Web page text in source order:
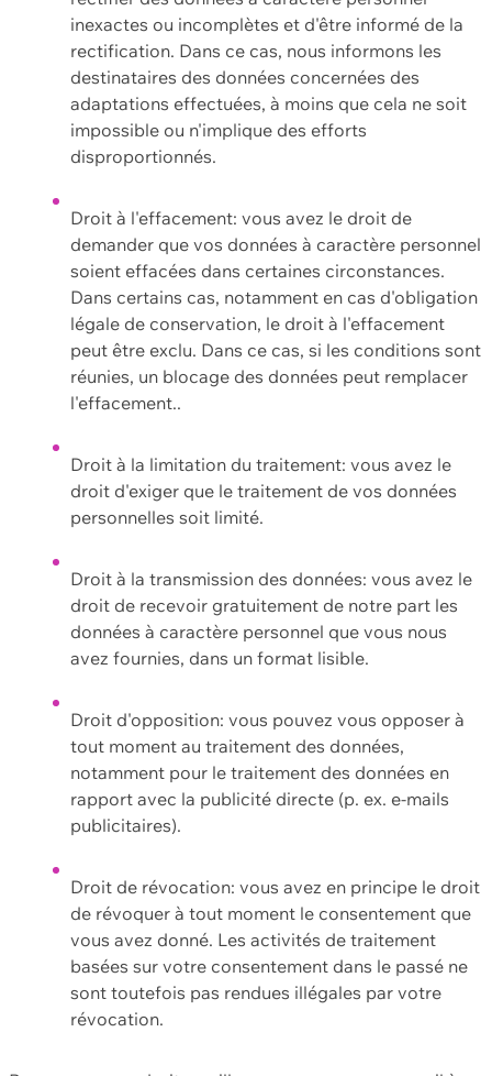
inexactes ou incomplètes et d'être informé de la
rectification. Dans ce cas, nous informons les
destinataires des données concernées des
adaptations effectuées, à moins que cela ne soit
impossible ou n'implique des efforts
disproportionnés.
Droit à l'effacement: vous avez le droit de
demander que vos données à caractère personnel
soient effacées dans certaines circonstances.
Dans certains cas, notamment en cas d'obligation
légale de conservation, le droit à l'effacement
peut être exclu. Dans ce cas, si les conditions sont
réunies, un blocage des données peut remplacer
l'effacement..
Droit à la limitation du traitement: vous avez le
droit d'exiger que le traitement de vos données
personnelles soit limité.
Droit à la transmission des données: vous avez le
droit de recevoir gratuitement de notre part les
données à caractère personnel que vous nous
avez fournies, dans un format lisible.
Droit d'opposition: vous pouvez vous opposer à
tout moment au traitement des données,
notamment pour le traitement des données en
rapport avec la publicité directe (p. ex. e-mails
publicitaires).
Droit de révocation: vous avez en principe le droit
de révoquer à tout moment le consentement que
vous avez donné. Les activités de traitement
basées sur votre consentement dans le passé ne
sont toutefois pas rendues illégales par votre
révocation.